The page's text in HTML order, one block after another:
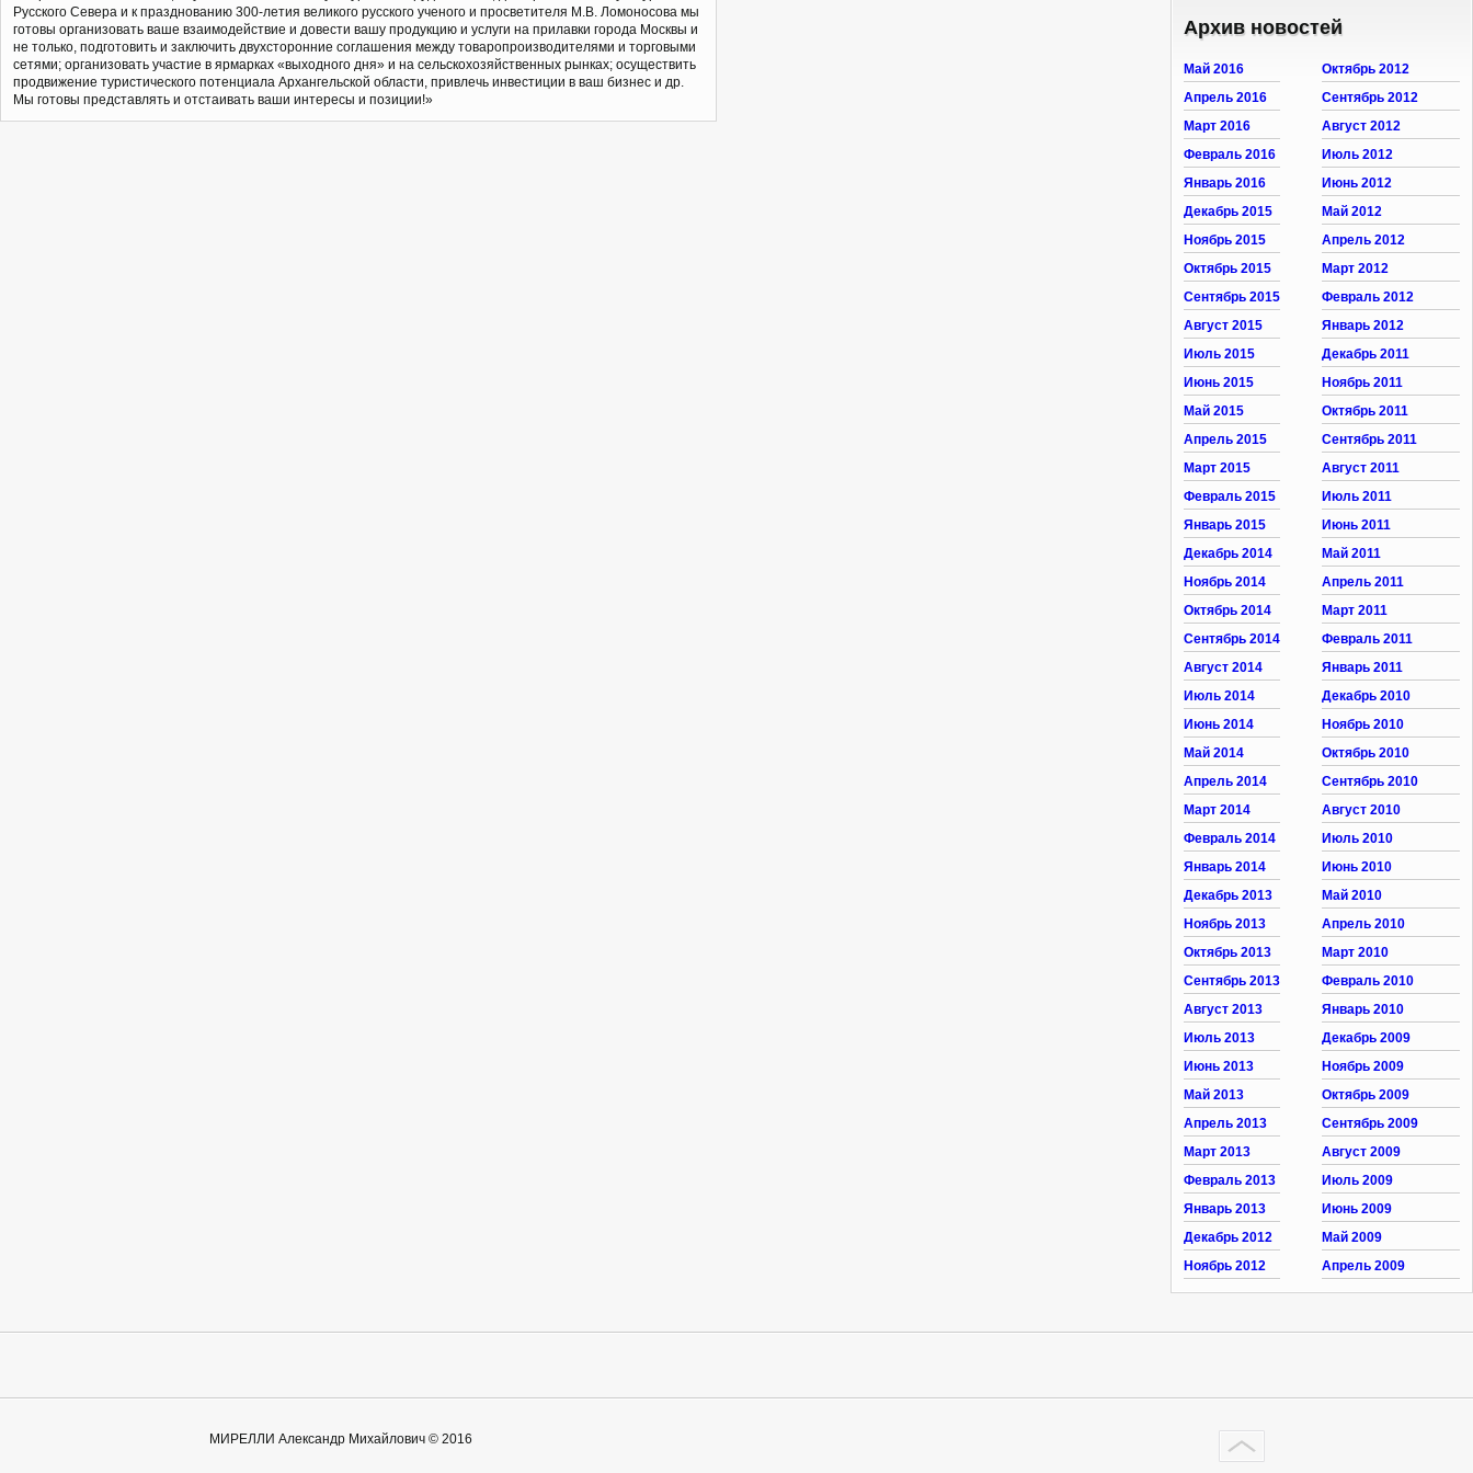
Русского Севера и к празднованию 300-летия великого русского ученого и просветителя М.В. Ломоносова мы
готовы организовать ваше взаимодействие и довести вашу продукцию и услуги на прилавки города Москвы и
не только, подготовить и заключить двухсторонние соглашения между товаропроизводителями и торговыми
сетями; организовать участие в ярмарках «выходного дня» и на сельскохозяйственных рынках; осуществить
продвижение туристического потенциала Архангельской области, привлечь инвестиции в ваш бизнес и др.
Мы готовы представлять и отстаивать ваши интересы и позиции!»
Архив новостей
Май 2016
Апрель 2016
Март 2016
Февраль 2016
Январь 2016
Декабрь 2015
Ноябрь 2015
Октябрь 2015
Сентябрь 2015
Август 2015
Июль 2015
Июнь 2015
Май 2015
Апрель 2015
Март 2015
Февраль 2015
Январь 2015
Декабрь 2014
Ноябрь 2014
Октябрь 2014
Сентябрь 2014
Август 2014
Июль 2014
Июнь 2014
Май 2014
Апрель 2014
Март 2014
Февраль 2014
Январь 2014
Декабрь 2013
Ноябрь 2013
Октябрь 2013
Сентябрь 2013
Август 2013
Июль 2013
Июнь 2013
Май 2013
Апрель 2013
Март 2013
Февраль 2013
Январь 2013
Декабрь 2012
Ноябрь 2012
Октябрь 2012
Сентябрь 2012
Август 2012
Июль 2012
Июнь 2012
Май 2012
Апрель 2012
Март 2012
Февраль 2012
Январь 2012
Декабрь 2011
Ноябрь 2011
Октябрь 2011
Сентябрь 2011
Август 2011
Июль 2011
Июнь 2011
Май 2011
Апрель 2011
Март 2011
Февраль 2011
Январь 2011
Декабрь 2010
Ноябрь 2010
Октябрь 2010
Сентябрь 2010
Август 2010
Июль 2010
Июнь 2010
Май 2010
Апрель 2010
Март 2010
Февраль 2010
Январь 2010
Декабрь 2009
Ноябрь 2009
Октябрь 2009
Сентябрь 2009
Август 2009
Июль 2009
Июнь 2009
Май 2009
Апрель 2009
МИРЕЛЛИ Александр Михайлович © 2016